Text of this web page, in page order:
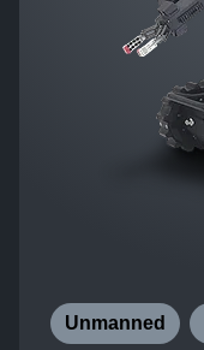
Unmanned